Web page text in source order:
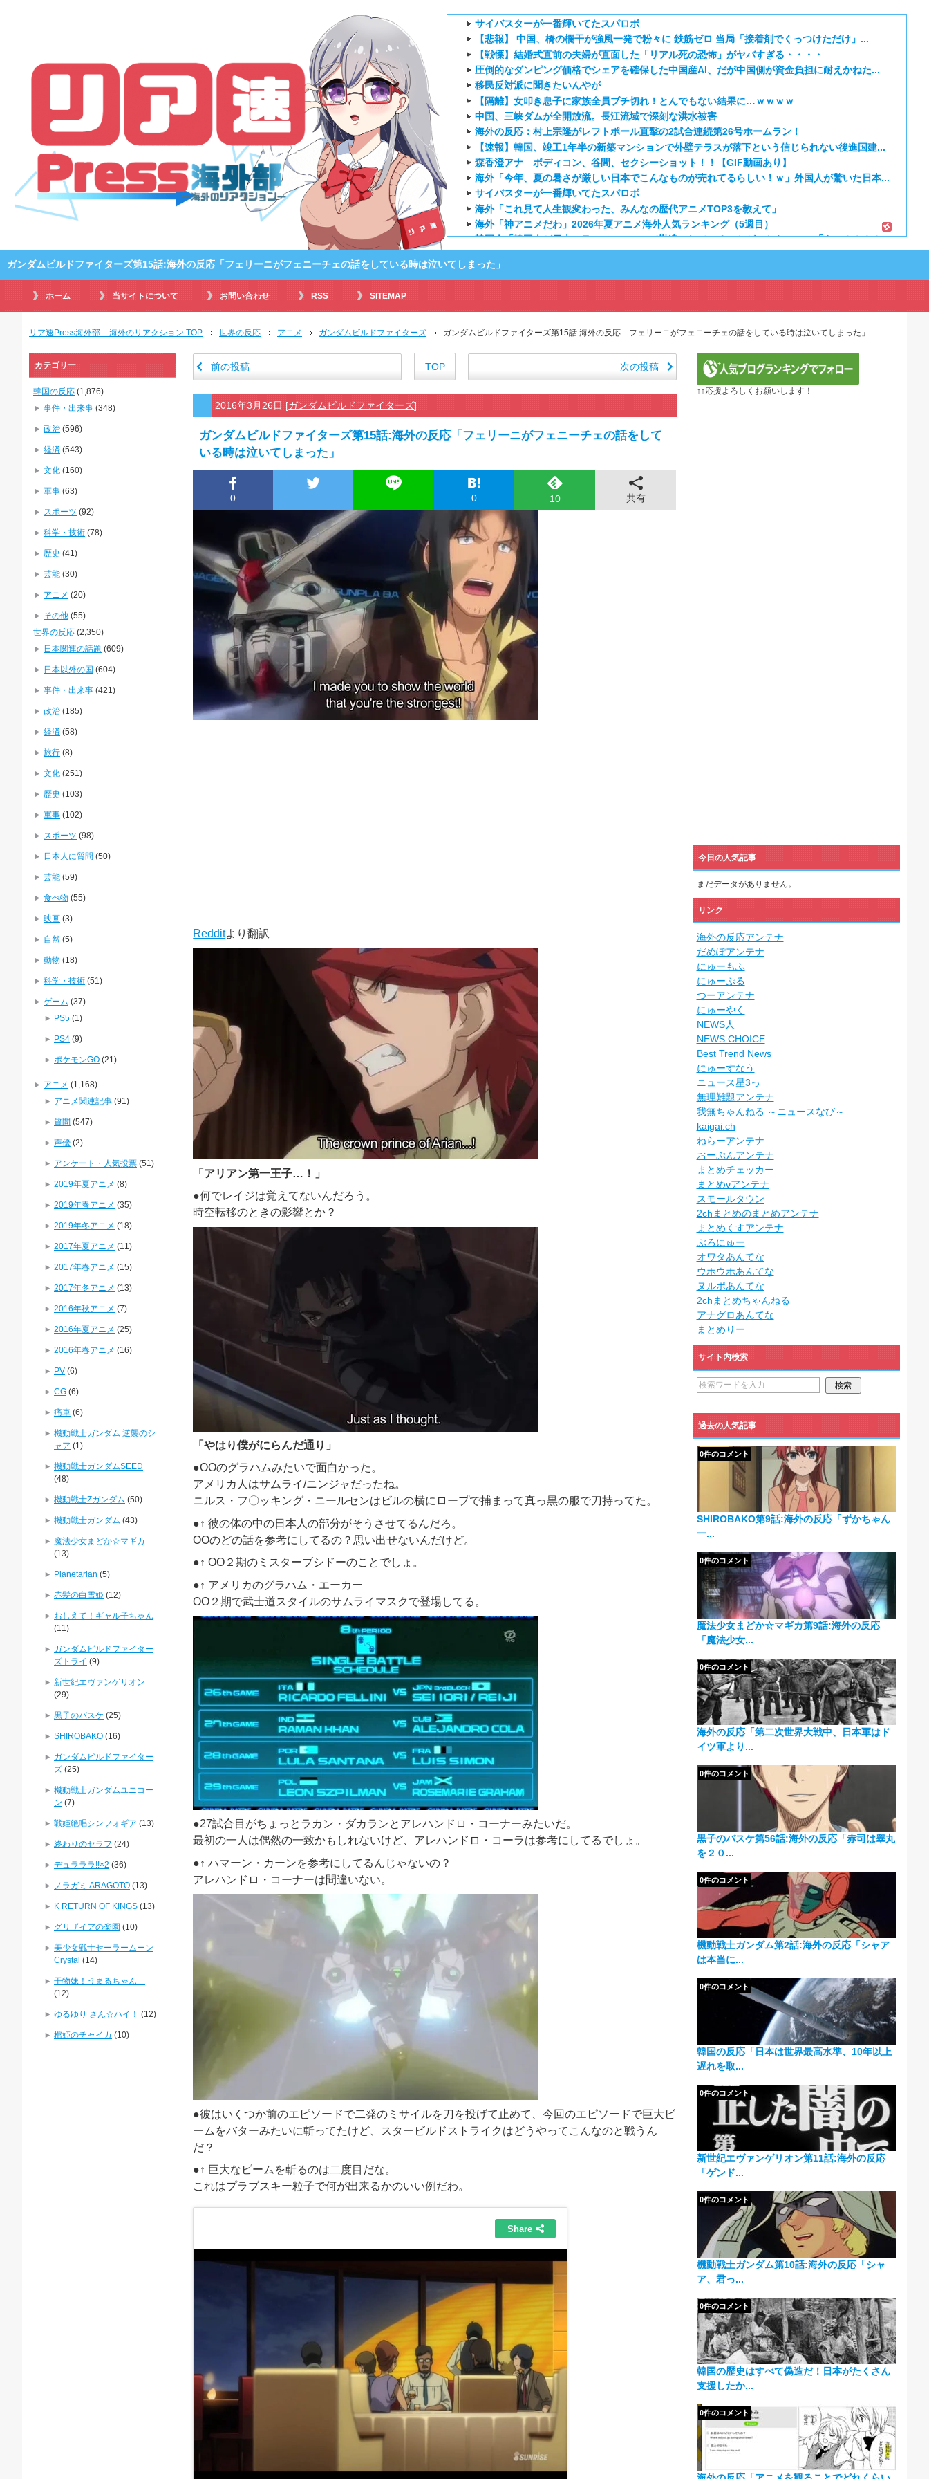
サイバスターが一番輝いてたスパロボ
【悲報】 中国、橋の欄干が強風一発で粉々に 鉄筋ゼロ 当局「接着剤でくっつけただけ」...
【戦慄】結婚式直前の夫婦が直面した「リアル死の恐怖」がヤバすぎる・・・・
圧倒的なダンピング価格でシェアを確保した中国産AI、だが中国側が資金負担に耐えかねた...
移民反対派に聞きたいんやが
【隔離】女叩き息子に家族全員ブチ切れ！とんでもない結果に…ｗｗｗｗ
中国、三峡ダムが全開放流。長江流域で深刻な洪水被害
海外の反応：村上宗隆がレフトポール直撃の2試合連続第26号ホームラン！
【速報】韓国、竣工1年半の新築マンションで外壁テラスが落下という信じられない後進国建...
森香澄アナ ボディコン、谷間、セクシーショット！！【GIF動画あり】
海外「今年、夏の暑さが厳しい日本でこんなものが売れてるらしい！ｗ」外国人が驚いた日本...
サイバスターが一番輝いてたスパロボ
海外「これ見て人生観変わった、みんなの歴代アニメTOP3を教えて」
海外「神アニメだわ」2026年夏アニメ海外人気ランキング（5週目）
韓国人「韓国人が日本のラーメンについて勘違いしていることがこちら…」→「えっ？？？？...
韓国サッカー協会「現在は不適切な行為は絶対にない」→韓国人「一番重要なのは2002年...
外国人「日本のアニメに出てくるネコｗｗｗ」（海外の反応）
外国人「特に印象に残ってる最近の日本のアニメのOP/EDは？」→「一回も飛ばしたこと...
【海外の反応】正反対な君と僕2期 5話：西から告白いくとは、ようやった！
海外「お前らにとってのマジで笑える日本アニメ教えて」
外国人「ひどい奴なのに視聴者から愛される日本のアニメキャラがこちら」（海外の反応）
155cm55kgの女性の食事より243cm120kgのダチョウの食事の方がヘルシー...
舌を絡ませて、唾液交換して── ちゅっちゅしながらの濃厚エッ画像♪
舌を絡ませて、唾液交換して── ちゅっちゅしながらの濃厚エッ画像♪
すまん熊本やがコンビニに食品も水もない
【戦争は話し合いで解決】と主張していたひろゆきさん ゆたぼんにとどめを刺されるｗｗｗ
海外「日本よ、お前がナンバーワンだ」 熊本地震直後の日本の対応のスピードに世界が衝撃
正直ザ・ビートルズって過大評価されすぎじゃねないか？
まとめチェッカーは閉鎖しました。RSSの解除をお願いします。
まとめチェッカーは閉鎖しました。RSSの解除をお願いします。
ハードオフに売っていた4万4000円のフィギュアがヤバすぎるｗｗｗｗｗｗ「こんな高い...
【閲覧注意】俺が近くにいると機械が壊れるんだけどさ
ガンダムビルドファイターズ第15話:海外の反応「フェリーニがフェニーチェの話をしている時は泣いてしまった」
ホーム 当サイトについて お問い合わせ RSS SITEMAP
リア速Press海外部 – 海外のリアクション TOP 世界の反応 アニメ ガンダムビルドファイターズ ガンダムビルドファイターズ第15話:海外の反応「フェリーニがフェニーチェの話をしている時は泣いてしまった」
前の投稿 TOP 次の投稿
2016年3月26日 [ガンダムビルドファイターズ]
ガンダムビルドファイターズ第15話:海外の反応「フェリーニがフェニーチェの話をして
いる時は泣いてしまった」
0 0 10 共有
Redditより翻訳
「 アリアン第一王子…！
」
●何でレイジは覚えてないんだろう 。
時空転移のときの影響とか？
「やはり僕がにらんだ通り」
●OOのグラハムみたいで面白かった。
アメリカ人はサムライ/ニンジャだったね。
ニルス・フ〇ッキング・ニールセンは ビルの横にロープで捕まって真っ黒の服で刀持ってた。
●↑彼の体の中の日本人の部分がそうさせてるんだろ 。
OOのどの話を参考にしてるの？ 思い出せないんだけど。
●↑OO２期のミスターブシドーのことでしょ。
●↑ アメリカのグラハム・エーカー
OO２期で武士道スタイルのサムライマスクで登場してる。
●27試合目がちょっとラカン・ダカランとアレハンドロ・コーナーみたいだ。
最初の一人は偶然の一致かもしれないけど、アレハンドロ・コーラは参考にしてるでしょ。
●↑ ハマーン・カーンを参考にしてるんじゃないの？
アレハンドロ・コーナーは間違いない。
●彼はいくつか前のエピソードで二発のミサイルを刀を投げて止めて、今回のエピソードで巨大ビ
ームをバターみたいに斬ってたけど、スタービルド ストライク はどうやってこんなのと戦うん
だ ？
●↑ 巨大なビームを斬るのは二度目だな。
これはプラブスキー粒子で何が出来るかのいい例 だわ。
カテゴリー
韓国の反応 (1,876)
事件・出来事 (348)
政治 (596)
経済 (543)
文化 (160)
軍事 (63)
スポーツ (92)
科学・技術 (78)
歴史 (41)
芸能 (30)
アニメ (20)
その他 (55)
世界の反応 (2,350)
日本関連の話題 (609)
日本以外の国 (604)
事件・出来事 (421)
政治 (185)
経済 (58)
旅行 (8)
文化 (251)
歴史 (103)
軍事 (102)
スポーツ (98)
日本人に質問 (50)
芸能 (59)
食べ物 (55)
映画 (3)
自然 (5)
動物 (18)
科学・技術 (51)
ゲーム (37)
PS5 (1)
PS4 (9)
ポケモンGO (21)
アニメ (1,168)
アニメ関連記事 (91)
質問 (547)
声優 (2)
アンケート・人気投票 (51)
2019年夏アニメ (8)
2019年春アニメ (35)
2019年冬アニメ (18)
2017年夏アニメ (11)
2017年春アニメ (15)
2017年冬アニメ (13)
2016年秋アニメ (7)
2016年夏アニメ (25)
2016年春アニメ (16)
PV (6)
CG (6)
痛車 (6)
機動戦士ガンダム 逆襲のシ
ャア (1)
機動戦士ガンダムSEED
(48)
機動戦士Zガンダム (50)
機動戦士ガンダム (43)
魔法少女まどか☆マギカ
(13)
Planetarian (5)
赤髪の白雪姫 (12)
おしえて！ギャル子ちゃん
(11)
ガンダムビルドファイター
ズトライ (9)
新世紀エヴァンゲリオン
(29)
黒子のバスケ (25)
SHIROBAKO (16)
ガンダムビルドファイター
ズ (25)
機動戦士ガンダムユニコー
ン (7)
戦姫絶唱シンフォギア (13)
終わりのセラフ (24)
デュラララ!!×2 (36)
ノラガミ ARAGOTO (13)
K RETURN OF KINGS (13)
グリザイアの楽園 (10)
美少女戦士セーラームーン
Crystal (14)
干物妹！うまるちゃん
(12)
ゆるゆり さん☆ハイ！ (12)
棺姫のチャイカ (10)
↑↑応援よろしくお願いします！
今日の人気記事
まだデータがありません。
リンク
海外の反応アンテナ
だめぽアンテナ
にゅーもふ
にゅーぷる
つーアンテナ
にゅーやく
NEWS人
NEWS CHOICE
Best Trend News
にゅーすなう
ニュース星3っ
無理難題アンテナ
我無ちゃんねる ～ニュースなび～
kaigai.ch
ねらーアンテナ
おーぷんアンテナ
まとめチェッカー
まとめνアンテナ
スモールタウン
2chまとめのまとめアンテナ
まとめくすアンテナ
ぶろにゅー
オワタあんてな
ウホウホあんてな
ヌルポあんてな
2chまとめちゃんねる
アナグロあんてな
まとめりー
サイト内検索
過去の人気記事
SHIROBAKO第9話:海外の反応「ずかちゃん
一...
0件のコメント
魔法少女まどか☆マギカ第9話:海外の反応
「魔法少女...
0件のコメント
海外の反応「第二次世界大戦中、日本軍はド
イツ軍より...
0件のコメント
黒子のバスケ第56話:海外の反応「赤司は睾丸
を２０...
0件のコメント
機動戦士ガンダム第2話:海外の反応「シャア
は本当に...
0件のコメント
韓国の反応「日本は世界最高水準、10年以上
遅れを取...
0件のコメント
新世紀エヴァンゲリオン第11話:海外の反応
「ゲンド...
0件のコメント
機動戦士ガンダム第10話:海外の反応「シャ
ア、君っ...
0件のコメント
韓国の歴史はすべて偽造だ！日本がたくさん
支援したか...
0件のコメント
0件のコメント